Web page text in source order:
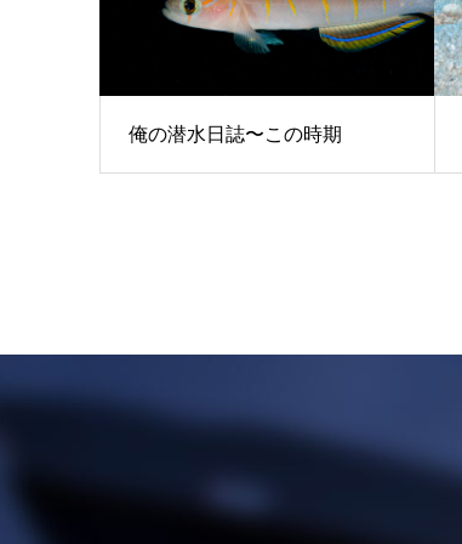
俺の潜水日誌〜この時期